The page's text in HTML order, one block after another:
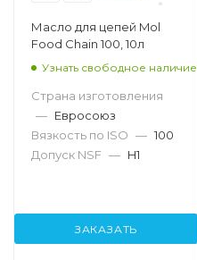
Масло для цепей Mol
Food Chain 100, 10л
Узнать свободное наличие
Страна изготовления
— Евросоюз
Вязкость по ISO — 100
Допуск NSF — H1
ЗАКАЗАТЬ